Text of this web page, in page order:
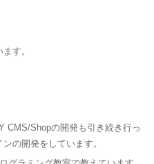
す。
CMS/Shopの開発も引き続き行っ
の開発をしています。